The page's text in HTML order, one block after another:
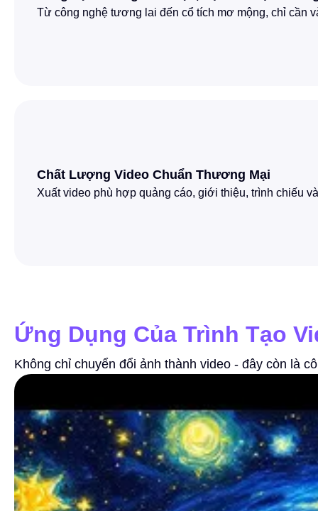
Từ công nghệ tương lai đến cổ tích mơ mộng, chỉ cần
Chất Lượng Video Chuẩn Thương Mại
Xuất video phù hợp quảng cáo, giới thiệu, trình chiếu
Ứng Dụng Của Trình Tạo
Không chỉ chuyển đổi ảnh thành video - đây còn là